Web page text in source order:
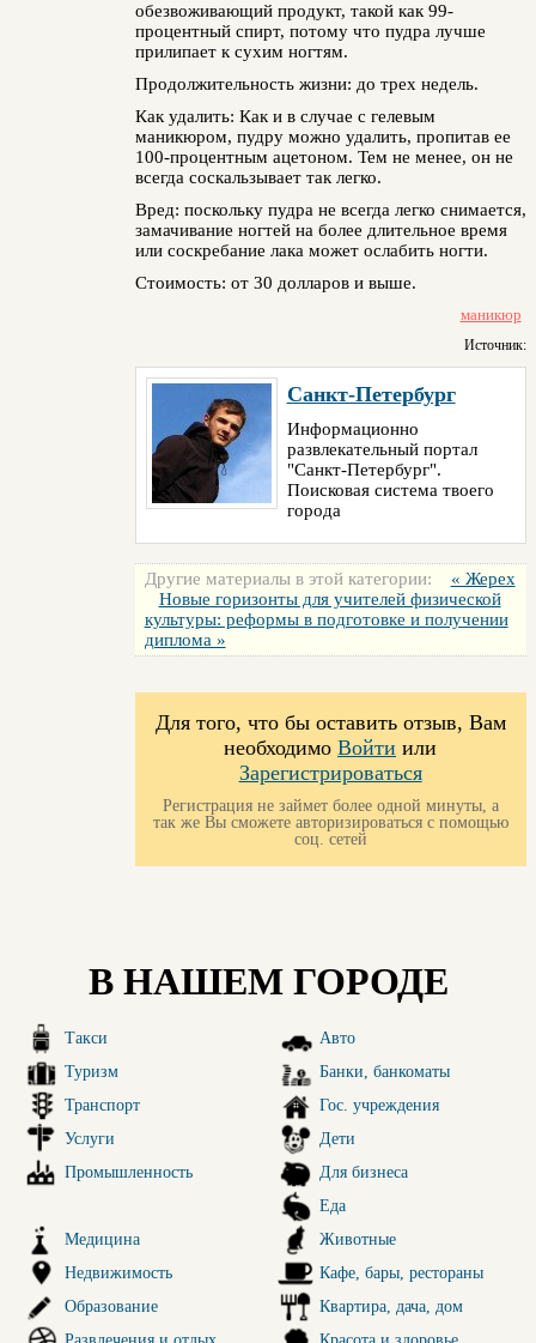
обезвоживающий продукт, такой как 99-
процентный спирт, потому что пудра лучше
прилипает к сухим ногтям.
Продолжительность жизни: до трех недель.
Как удалить: Как и в случае с гелевым
маникюром, пудру можно удалить, пропитав ее
100-процентным ацетоном. Тем не менее, он не
всегда соскальзывает так легко.
Вред: поскольку пудра не всегда легко снимается,
замачивание ногтей на более длительное время
или соскребание лака может ослабить ногти.
Стоимость: от 30 долларов и выше.
маникюр
Источник:
Санкт-Петербург
Информационно
развлекательный портал
"Санкт-Петербург".
Поисковая система твоего
города
Другие материалы в этой категории:
« Жерех
Новые горизонты для учителей физической
культуры: реформы в подготовке и получении
диплома »
Для того, что бы оставить отзыв, Вам
необходимоВойти или
Зарегистрироваться
Регистрация не займет более одной минуты, а
так же Вы сможете авторизироваться с помощью
соц. сетей
В НАШЕМ ГОРОДЕ
Такси
Туризм
Транспорт
Услуги
Промышленность
Авто
Банки, банкоматы
Гос. учреждения
Дети
Для бизнеса
Еда
Медицина
Недвижимость
Образование
Животные
Кафе, бары, рестораны
Квартира, дача, дом